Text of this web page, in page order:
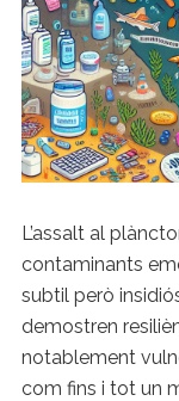
L’assalt al
contaminants
subtil però
demostren
notablement
com fins i tot un